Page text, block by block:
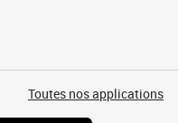
Toutes nos applications